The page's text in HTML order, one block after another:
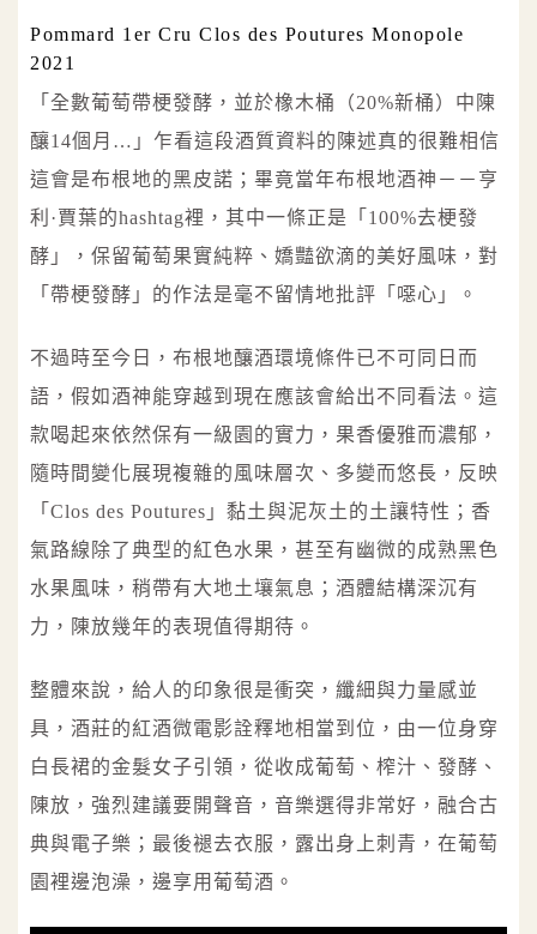
Pommard 1er Cru Clos des Poutures Monopole
2021
「全數葡萄帶梗發酵，並於橡木桶（20%新桶）中陳
釀14個月…」乍看這段酒質資料的陳述真的很難相信
這會是布根地的黑皮諾；畢竟當年布根地酒神－－亨
利·賈葉的hashtag裡，其中一條正是「100%去梗發
酵」，保留葡萄果實純粹、嬌豔欲滴的美好風味，對
「帶梗發酵」的作法是毫不留情地批評「噁心」。
不過時至今日，布根地釀酒環境條件已不可同日而
語，假如酒神能穿越到現在應該會給出不同看法。這
款喝起來依然保有一級園的實力，果香優雅而濃郁，
隨時間變化展現複雜的風味層次、多變而悠長，反映
「Clos des Poutures」黏土與泥灰土的土讓特性；香
氣路線除了典型的紅色水果，甚至有幽微的成熟黑色
水果風味，稍帶有大地土壤氣息；酒體結構深沉有
力，陳放幾年的表現值得期待。
整體來說，給人的印象很是衝突，纖細與力量感並
具，酒莊的紅酒微電影詮釋地相當到位，由一位身穿
白長裙的金髮女子引領，從收成葡萄、榨汁、發酵、
陳放，強烈建議要開聲音，音樂選得非常好，融合古
典與電子樂；最後褪去衣服，露出身上刺青，在葡萄
園裡邊泡澡，邊享用葡萄酒。